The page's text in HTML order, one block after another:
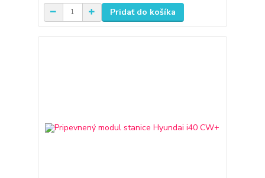
Pridať do košíka